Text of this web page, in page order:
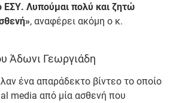
Λυπούμαι πολύ και ζητώ
, αναφέρει ακόμη ο κ.
Άδωνι Γεωργιάδη
ένα απαράδεκτο βίντεο το οποίο
media από μία ασθενή που